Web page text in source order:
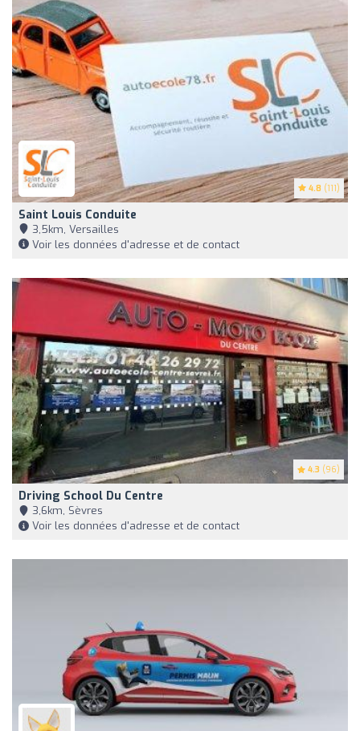
4.8 (111)
Saint Louis Conduite
3,5km, Versailles
Voir les données d'adresse et de contact
4.3 (96)
Driving School Du Centre
3,6km, Sèvres
Voir les données d'adresse et de contact